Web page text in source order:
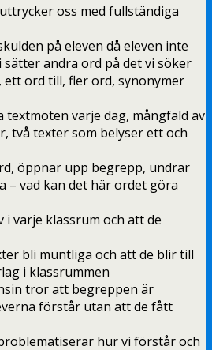
oss med fullständiga
på eleven då eleven inte
andra ord på det vi söker
ord till, fler ord, synonymer
textmöten varje dag, mångfald av
två texter som belyser ett och
öppnar upp begrepp, undrar
– vad kan det här ordet göra
varje klassrum och att de
bli muntliga och att de blir till
i klassrummen
tror att begreppen är
förstår utan att de fått
hur vi förstår och